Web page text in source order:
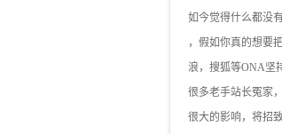
如今觉得什么都没
，假如你真的想要
浪，搜狐等ONA坚
很多老手站长冤家
很大的影响，将招